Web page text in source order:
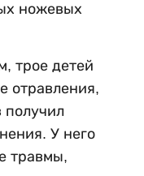
ножевых
трое детей
отравления,
получил
У него
травмы,